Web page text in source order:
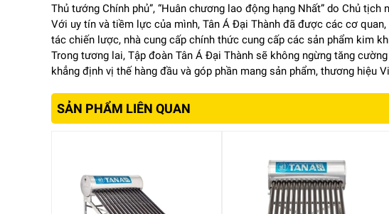
Thủ tướng Chính phủ”, “Huân chương lao động hạng Nhất” do Chủ tịch
Với uy tín và tiềm lực của mình, Tân Á Đại Thành đã được các cơ
tác chiến lược, nhà cung cấp chính thức cung cấp các sản phẩm kim
Trong tương lai, Tập đoàn Tân Á Đại Thành sẽ không ngừng tăng
khẳng định vị thế hàng đầu và góp phần mang sản phẩm, thương hiệu
SẢN PHẨM LIÊN QUAN